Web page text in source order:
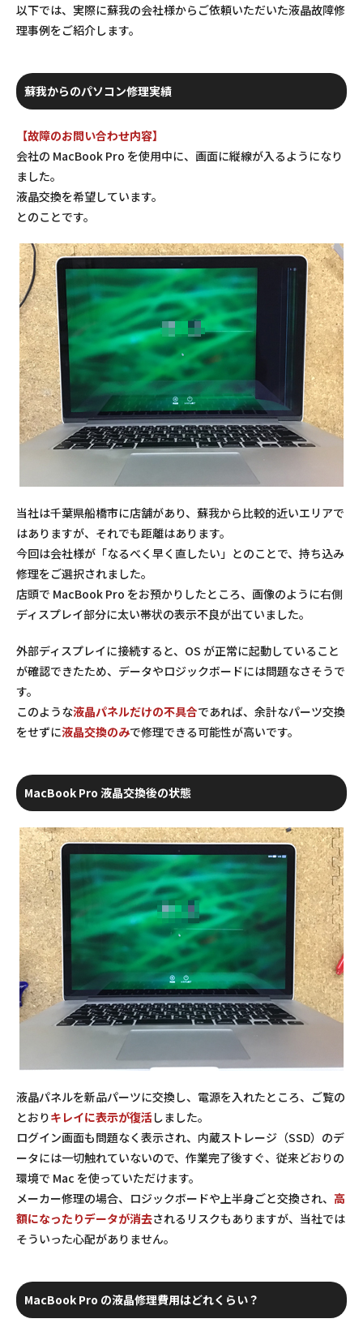
以下では、実際に蘇我の会社様からご依頼いただいた液晶故障修
理事例をご紹介します。
蘇我からのパソコン修理実績
【故障のお問い合わせ内容】
会社の MacBook Pro を使用中に、画面に縦線が入るようになり
ました。
液晶交換を希望しています。
とのことです。
当社は千葉県船橋市に店舗があり、蘇我から比較的近いエリアで
はありますが、それでも距離はあります。
今回は会社様が「なるべく早く直したい」とのことで、持ち込み
修理をご選択されました。
店頭で MacBook Pro をお預かりしたところ、画像のように右側
ディスプレイ部分に太い帯状の表示不良が出ていました。
外部ディスプレイに接続すると、OS が正常に起動していること
が確認できたため、データやロジックボードには問題なさそうで
す。
このような液晶パネルだけの不具合であれば、余計なパーツ交換
をせずに液晶交換のみで修理できる可能性が高いです。
MacBook Pro 液晶交換後の状態
液晶パネルを新品パーツに交換し、電源を入れたところ、ご覧の
とおりキレイに表示が復活しました。
ログイン画面も問題なく表示され、内蔵ストレージ（SSD）のデ
ータには一切触れていないので、作業完了後すぐ、従来どおりの
環境で Mac を使っていただけます。
メーカー修理の場合、ロジックボードや上半身ごと交換され、 高
額になったりデータが消去されるリスクもありますが、当社では
そういった心配がありません。
MacBook Pro の液晶修理費用はどれくらい？